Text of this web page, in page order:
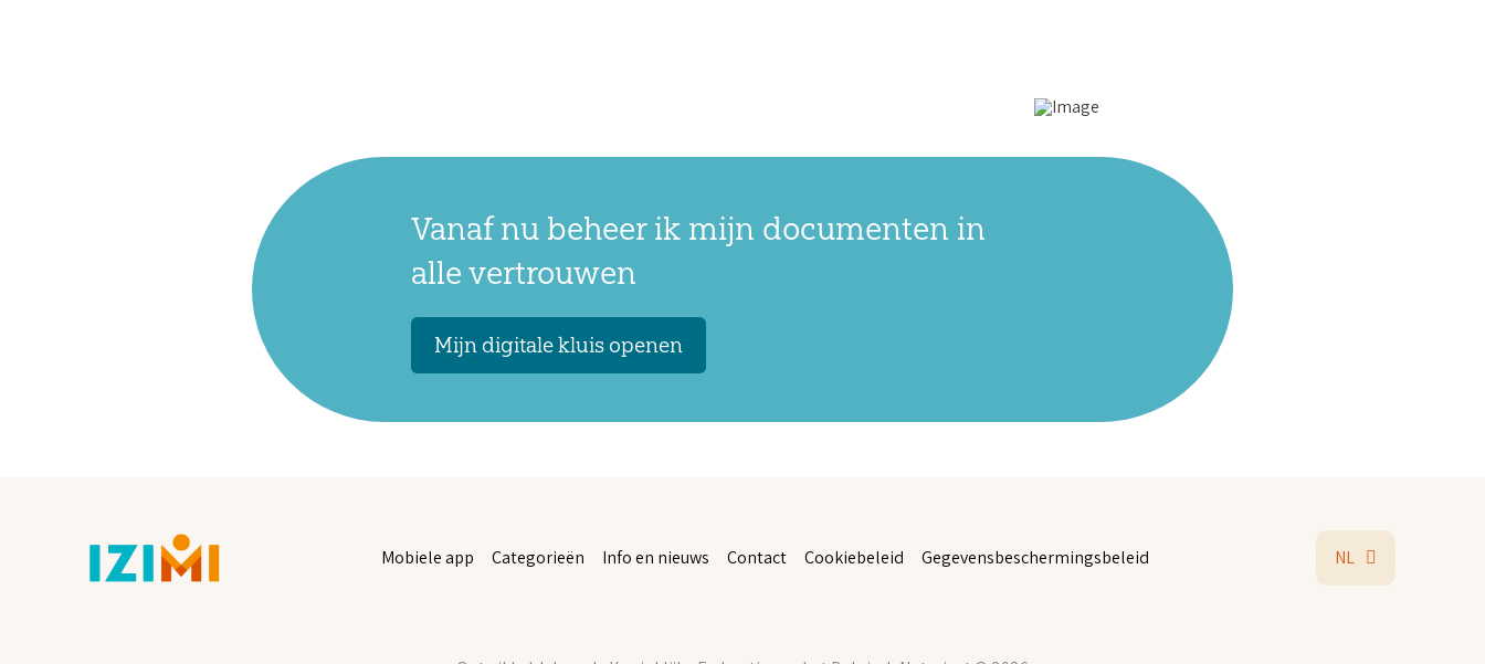
Vanaf nu beheer ik mijn documenten in
alle vertrouwen
Mijn digitale kluis openen
Mobiele app Categorieën Info en nieuws Contact Cookiebeleid Gegevensbeschermingsbeleid NL